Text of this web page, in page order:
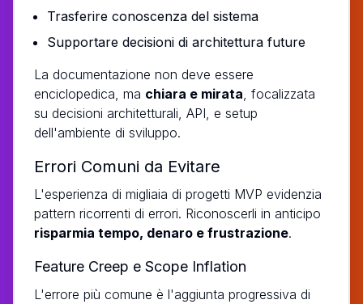
Trasferire conoscenza del sistema
Supportare decisioni di architettura future
La documentazione non deve essere
enciclopedica, ma chiara e mirata , focalizzata
su decisioni architetturali, API, e setup
dell'ambiente di sviluppo.
Errori Comuni da Evitare
L'esperienza di migliaia di progetti MVP evidenzia
pattern ricorrenti di errori. Riconoscerli in anticipo
risparmia tempo, denaro e frustrazione.
Feature Creep e Scope Inflation
L'errore più comune è l'aggiunta progressiva di